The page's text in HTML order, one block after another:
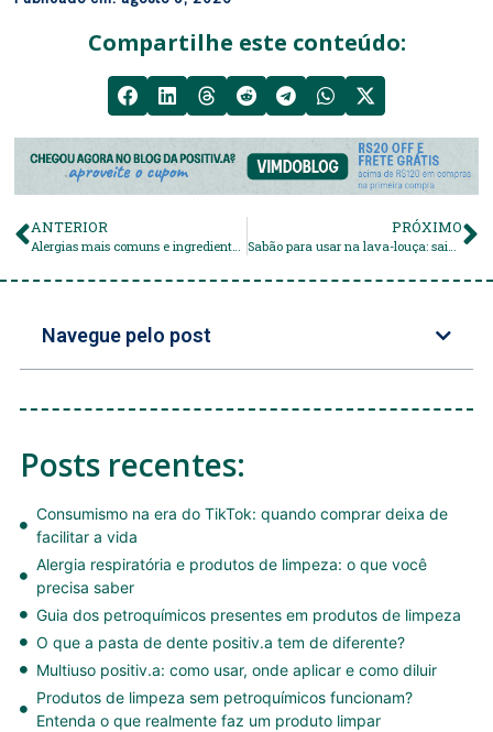
Compartilhe este conteúdo:
ANTERIOR PRÓXIMO
Navegue pelo post
Posts recentes:
Consumismo na era do TikTok: quando comprar deixa de
facilitar a vida
Alergia respiratória e produtos de limpeza: o que você
precisa saber
Guia dos petroquímicos presentes em produtos de limpeza
O que a pasta de dente positiv.a tem de diferente?
Multiuso positiv.a: como usar, onde aplicar e como diluir
Produtos de limpeza sem petroquímicos funcionam?
Entenda o que realmente faz um produto limpar